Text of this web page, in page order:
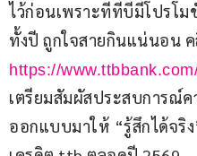
ไว้ก่อนเพราะทีทีบีมีโปรโ
ทั้งปี ถูกใจสายกินแน่นอน
https://
เตรียมสัมผัสประสบการณ์
ออกแบบมาให้ “รู้สึกได้จริ